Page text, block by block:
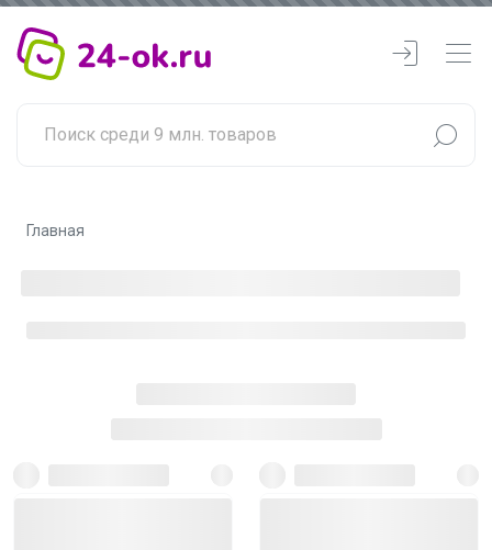
Главная